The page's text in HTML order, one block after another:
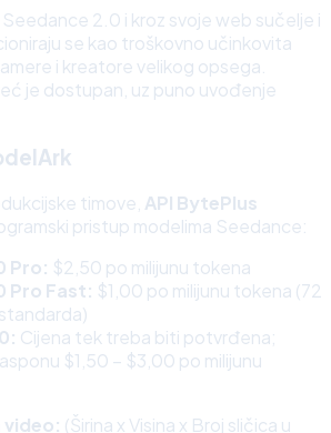
2.0 i kroz svoje web sučelje i
se kao troškovno učinkovita
i kreatore velikog opsega.
je dostupan, uz puno uvođenje
timove, API BytePlus
pristup modelima Seedance:
Pro: $2,50 po milijunu tokena
Pro Fast: $1,00 po milijunu tokena (72
Cijena tek treba biti potvrđena;
$1,50 – $3,00 po milijunu
video: (Širina x Visina x Broj sličica u